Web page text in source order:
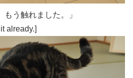
もう触れました。」
already.]